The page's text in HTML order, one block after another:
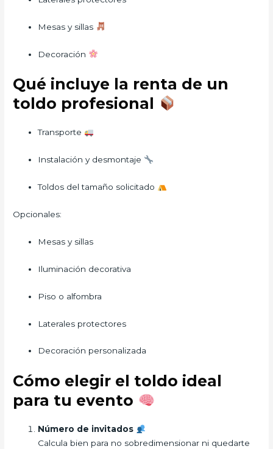
Mesas y sillas
Decoración
Qué incluye la renta de un
toldo profesional
Transporte
Instalación y desmontaje
Toldos del tamaño solicitado
Opcionales:
Mesas y sillas
Iluminación decorativa
Piso o alfombra
Laterales protectores
Decoración personalizada
Cómo elegir el toldo ideal
para tu evento
Número de invitados
Calcula bien para no sobredimensionar ni quedarte